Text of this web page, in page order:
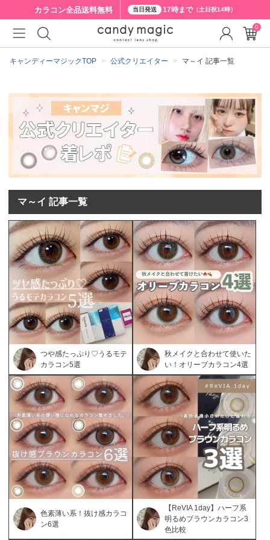
カラコン全品送料無料 当日発送 17時まで（土日祝14時）
キャンディーマジックTOP 公式クリエイター マ～イ 記事一覧
マ～イ 記事一覧
つや感たっぷり♡うるモテ
カラコン5選
秋メイクと合わせて使いた
い！オリーブカラコン4選
色素薄い系！抜け感カラコ
ン6選
【ReVIA 1day】ハーフ系
明るめブラウンカラコン3
色比較
0